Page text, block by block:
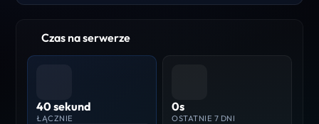
Czas na serwerze
40 sekund
ŁĄCZNIE
0s
OSTATNIE 7 DNI